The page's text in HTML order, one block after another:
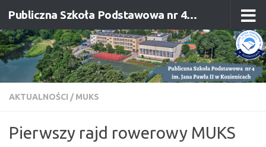
Przejdź do treści Publiczna Szkoła Podstawowa nr 4 im. Jana Pawła II w Kozienicach
AKTUALNOŚCI / MUKS
Pierwszy rajd rowerowy MUKS